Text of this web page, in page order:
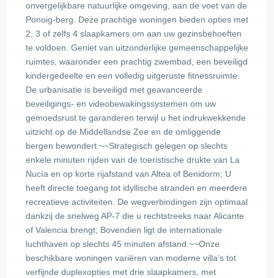
onvergelijkbare natuurlijke omgeving, aan de voet van de
Ponoig-berg. Deze prachtige woningen bieden opties met
2, 3 of zelfs 4 slaapkamers om aan uw gezinsbehoeften
te voldoen. Geniet van uitzonderlijke gemeenschappelijke
ruimtes, waaronder een prachtig zwembad, een beveiligd
kindergedeelte en een volledig uitgeruste fitnessruimte.
De urbanisatie is beveiligd met geavanceerde
beveiligings- en videobewakingssystemen om uw
gemoedsrust te garanderen terwijl u het indrukwekkende
uitzicht op de Middellandse Zee en de omliggende
bergen bewondert.~~Strategisch gelegen op slechts
enkele minuten rijden van de toeristische drukte van La
Nucía en op korte rijafstand van Altea of Benidorm; U
heeft directe toegang tot idyllische stranden en meerdere
recreatieve activiteiten. De wegverbindingen zijn optimaal
dankzij de snelweg AP-7 die u rechtstreeks naar Alicante
of Valencia brengt; Bovendien ligt de internationale
luchthaven op slechts 45 minuten afstand.~~Onze
beschikbare woningen variëren van moderne villa’s tot
verfijnde duplexopties met drie slaapkamers, met